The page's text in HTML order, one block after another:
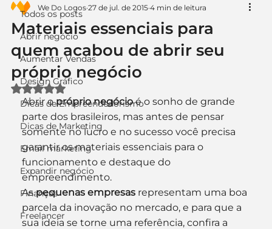
Todos os posts
Abrir negócio
Aumentar Vendas
Design Gráfico
Dicas de Empreendedorismo
Dicas de Marketing
Email marketing
Expandir negócio
Finanças
Freelancer
Materiais essenciais para
quem acabou de abrir seu
próprio negócio
We Do Logos 27 de jul. de 2015 4 min de leitura
Avaliado com NaN de 5 estrelas.
Abrir o próprio negócio é o sonho de grande
parte dos brasileiros, mas antes de pensar
somente no lucro e no sucesso você precisa
garantir os materiais essenciais para o
funcionamento e destaque do
empreendimento.
As pequenas empresas representam uma boa
parcela da inovação no mercado, e para que a
sua ideia se torne uma referência, confira a